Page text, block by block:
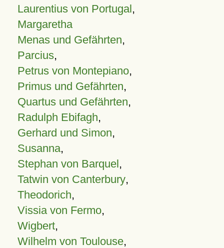
Laurentius von Portugal,
Margaretha
Menas und Gefährten,
Parcius,
Petrus von Montepiano,
Primus und Gefährten,
Quartus und Gefährten,
Radulph Ebifagh,
Gerhard und Simon,
Susanna,
Stephan von Barquel,
Tatwin von Canterbury,
Theodorich,
Vissia von Fermo,
Wigbert,
Wilhelm von Toulouse,